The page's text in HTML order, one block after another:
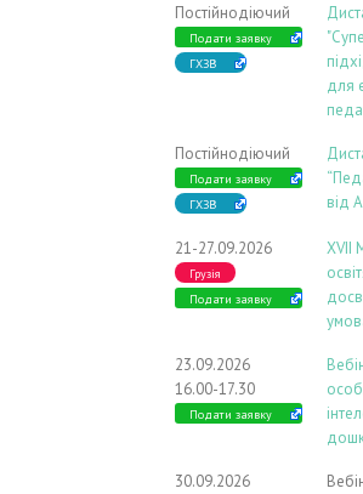
Постійнодіючий
Подати заявку
ГХЗВ
для
Постійнодіючий
Подати заявку
ГХЗВ
від
21-27.09.2026
Грузія
Подати заявку
ХVIІ
23.09.2026
16.00-17.30
Подати заявку
30.09.2026